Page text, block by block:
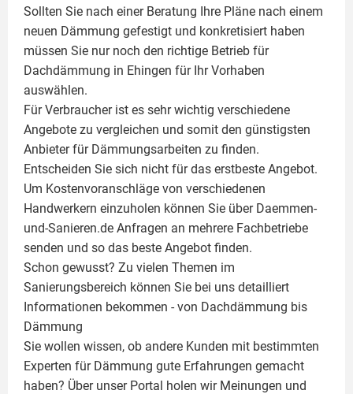
Sollten Sie nach einer Beratung Ihre Pläne nach einem
neuen Dämmung gefestigt und konkretisiert haben
müssen Sie nur noch den richtige Betrieb für
Dachdämmung in Ehingen für Ihr Vorhaben
auswählen.
Für Verbraucher ist es sehr wichtig verschiedene
Angebote zu vergleichen und somit den günstigsten
Anbieter für Dämmungsarbeiten zu finden.
Entscheiden Sie sich nicht für das erstbeste Angebot.
Um Kostenvoranschläge von verschiedenen
Handwerkern einzuholen können Sie über Daemmen-
und-Sanieren.de Anfragen an mehrere Fachbetriebe
senden und so das beste Angebot finden.
Schon gewusst? Zu vielen Themen im
Sanierungsbereich können Sie bei uns detailliert
Informationen bekommen - von Dachdämmung bis
Dämmung
Sie wollen wissen, ob andere Kunden mit bestimmten
Experten für Dämmung gute Erfahrungen gemacht
haben? Über unser Portal holen wir Meinungen und